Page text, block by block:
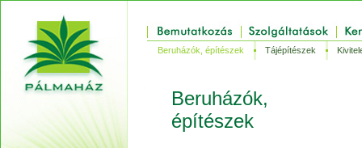
Beruházók, építészek Tájépítészek
Beruházók,
építészek